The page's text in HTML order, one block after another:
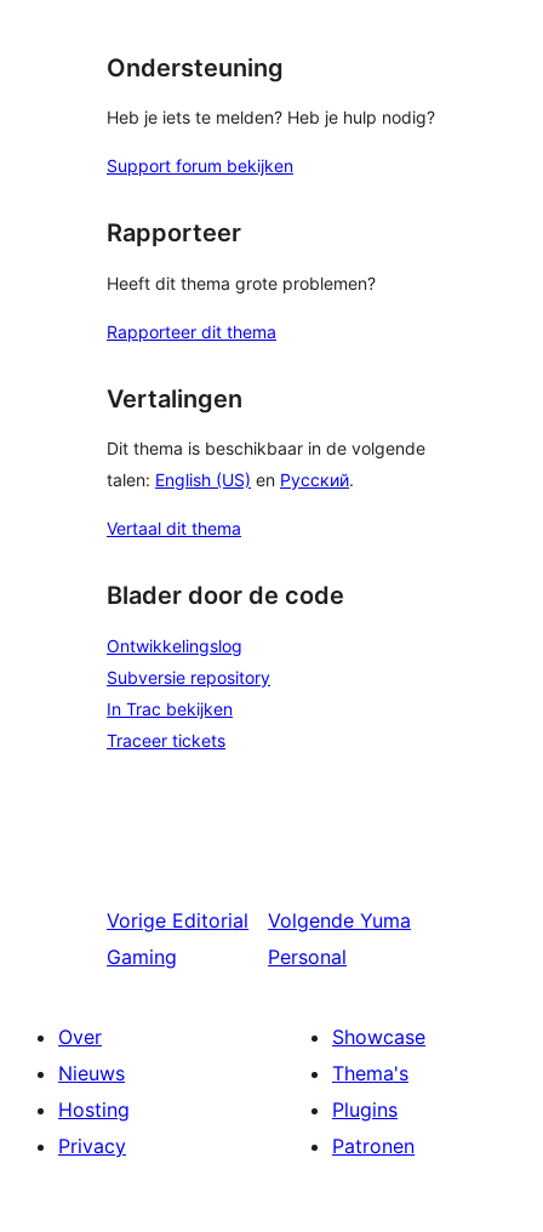
Ondersteuning
Heb je iets te melden? Heb je hulp nodig?
Support forum bekijken
Rapporteer
Heeft dit thema grote problemen?
Rapporteer dit thema
Vertalingen
Dit thema is beschikbaar in de volgende
talen: English (US) en Русский.
Vertaal dit thema
Blader door de code
Ontwikkelingslog
Subversie repository
In Trac bekijken
Traceer tickets
Vorige Editorial
Gaming
Volgende Yuma
Personal
Over
Nieuws
Hosting
Privacy
Showcase
Thema's
Plugins
Patronen